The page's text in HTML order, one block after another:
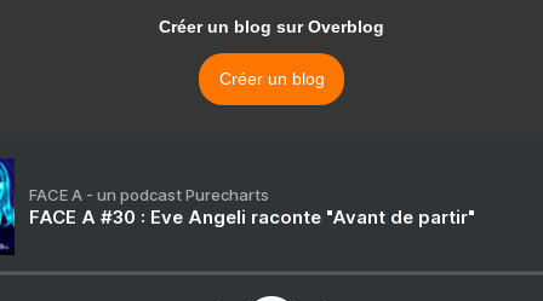
Créer un blog sur Overblog
Créer un blog
FACE A - un podcast Purecharts
FACE A #30 : Eve Angeli raconte "Avant de partir"